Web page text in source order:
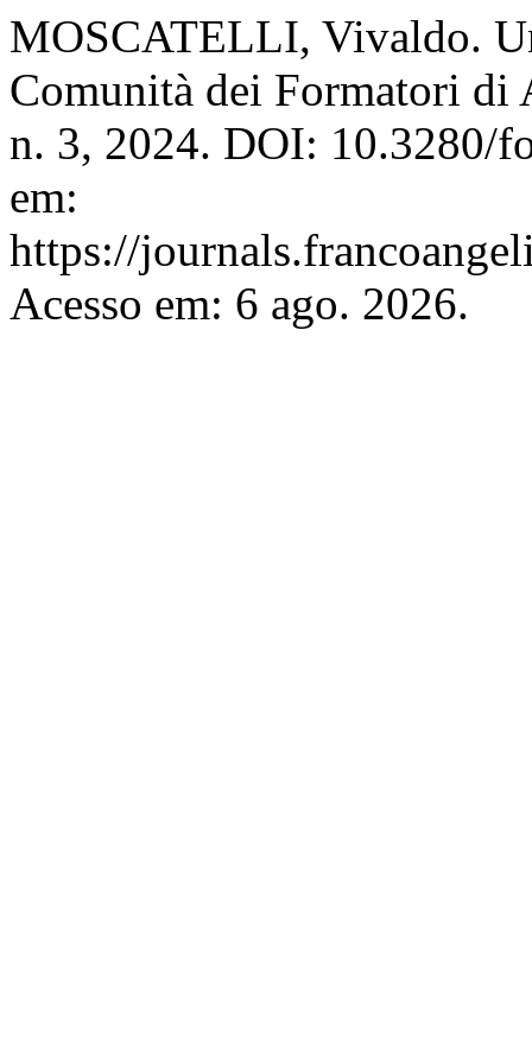
MOSCATELLI, Vivaldo.
Comunità dei Formatori di
n. 3, 2024. DOI: 10.3280/
em:
https://
Acesso em: 6 ago. 2026.